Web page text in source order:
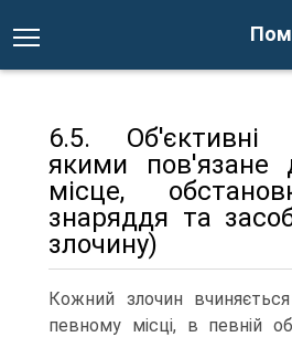
6.5. Об'єктивні
якими пов'язане
місце,
знаряддя та
злочину)
Кожний злочин
певному місці, в певній